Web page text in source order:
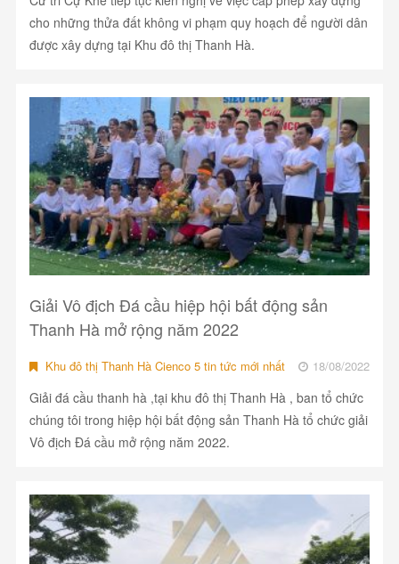
cho những thửa đất không vi phạm quy hoạch để người dân
được xây dựng tại Khu đô thị Thanh Hà.
Giải Vô địch Đá cầu hiệp hội bất động sản
Thanh Hà mở rộng năm 2022
Khu đô thị Thanh Hà Cienco 5 tin tức mới nhất 18/08/2022
Giải đá cầu thanh hà ,tại khu đô thị Thanh Hà , ban tổ chức
chúng tôi trong hiệp hội bất động sản Thanh Hà tổ chức giải
Vô địch Đá cầu mở rộng năm 2022.